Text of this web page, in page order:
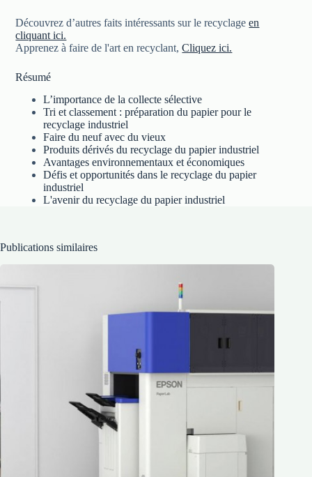
Découvrez d’autres faits intéressants sur le recyclageen
cliquant ici.
Apprenez à faire de l'art en recyclant,Cliquez ici.
Résumé
L’importance de la collecte sélective
Tri et classement : préparation du papier pour le
recyclage industriel
Faire du neuf avec du vieux
Produits dérivés du recyclage du papier industriel
Avantages environnementaux et économiques
Défis et opportunités dans le recyclage du papier
industriel
L'avenir du recyclage du papier industriel
Publications similaires